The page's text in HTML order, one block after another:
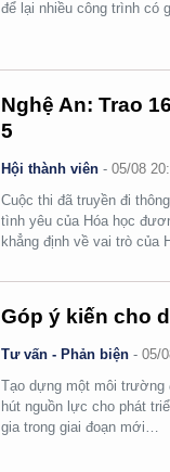
để lại nhiều công trình có
Nghệ An: Trao
5
Hội thành viên -05/08
Cuộc thi đã truyền đi
tình yêu của Hóa học
khẳng định về vai trò của
Góp ý kiến cho
Tư vấn - Phản biện -05/
Tạo dựng một môi trường
hút nguồn lực cho phát
gia trong giai đoạn mới…